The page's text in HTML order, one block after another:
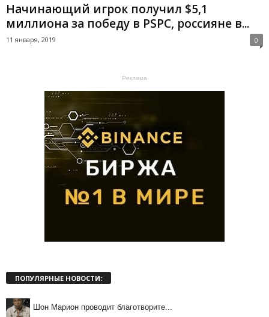
Начинающий игрок получил $5,1
миллиона за победу в PSPC, россияне в...
11 января, 2019 0
Реклама
ПОПУЛЯРНЫЕ НОВОСТИ:
Шон Марион проводит благотворите...